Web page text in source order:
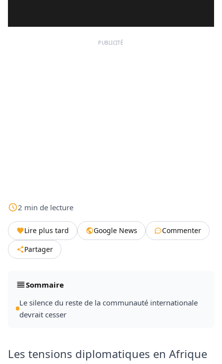
PUBLICITÉ
2 min de lecture
Lire plus tard Google News
Commenter
Partager
Sommaire
Le silence du reste de la communauté internationale
devrait cesser
Les tensions diplomatiques en Afrique